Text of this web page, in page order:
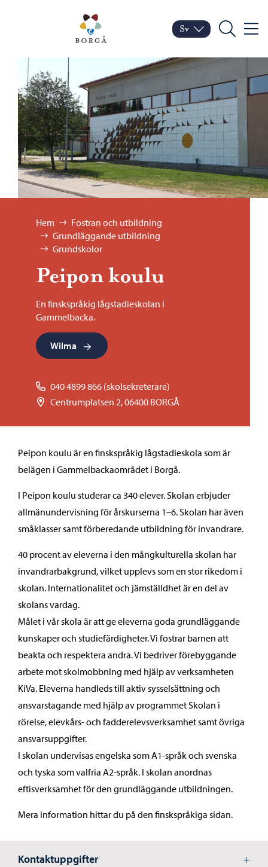
Porvoo – Gå till
Byt språk
Nuvarande språk:
Sv
Sök Meny
Bläddra:
Hem
Fostran och utbildning
Grundläggande utbildning
Grundskolor
Peipon koulu
En finskspråkig lågstadieskolan i
Gammelbacka.
Wilma
040 4899 866 (skolsekreterare)
Centrumplatsen 2, 06400 BORGÅ
Peipon koulu är en finskspråkig lågstadieskola som är
belägen i Gammelbackaområdet i Borgå.
I Peipon koulu studerar ca 340 elever. Skolan erbjuder
allmänundervisning för årskurserna 1–6. Skolan har även
småklasser samt förberedande utbildning för invandrare.
40 procent av eleverna i den mångkulturella skolan har
invandrarbakgrund, vilket upplevs som en stor rikedom i
skolan. Internationalitet och jämställdhet är en del av
skolans vardag.
Målet i vår skola är att ge eleverna goda grundläggande
kunskaper och studiefärdigheter. Vi fostrar barnen att
beakta och respektera andra. Vi bedriver förebyggande
arbete mot skolmobbning med hjälp av verksamheten
KiVa. Eleverna handleds till aktiv sysselsättning och
ansvarstagande med hjälp av programmet Skolan i
rörelse, elevkårs- och fadderelevsverksamhet samt övriga
ansvarsuppgifter.
I skolan undervisas engelska som A1-språk och svenska
och tyska som valfria A2-språk. I skolan anordnas
eftisverksamhet för den grundläggande utbildningen.
Mera information hittar du på den finskspråkiga sidan.
Kontaktuppgifter